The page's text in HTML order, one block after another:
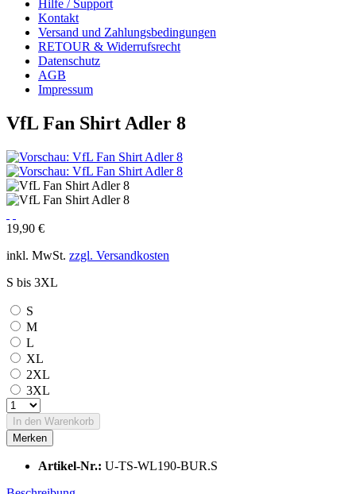
Hilfe / Support
Kontakt
Versand und Zahlungsbedingungen
RETOUR & Widerrufsrecht
Datenschutz
AGB
Impressum
VfL Fan Shirt Adler 8
19,90 €
inkl. MwSt. zzgl. Versandkosten
S bis 3XL
S
M
L
XL
2XL
3XL
In den Warenkorb
Merken
Artikel-Nr.: U-TS-WL190-BUR.S